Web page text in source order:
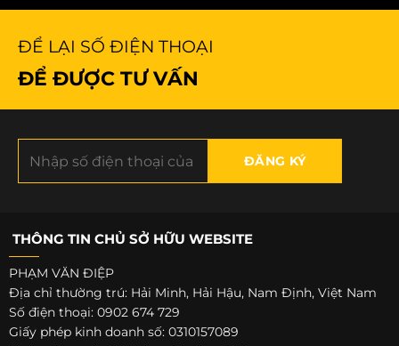
ĐỂ LẠI SỐ ĐIỆN THOẠI
ĐỂ ĐƯỢC TƯ VẤN
THÔNG TIN CHỦ SỞ HỮU WEBSITE
PHẠM VĂN ĐIỆP
Địa chỉ thường trú: Hải Minh, Hải Hậu, Nam Định, Việt Nam
Số điện thoại: 0902 674 729
Giấy phép kinh doanh số: 0310157089